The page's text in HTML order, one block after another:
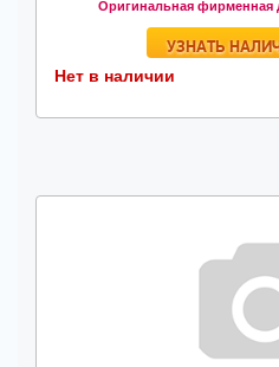
Оригинальная фирменная
УЗНАТЬ
Нет в наличии